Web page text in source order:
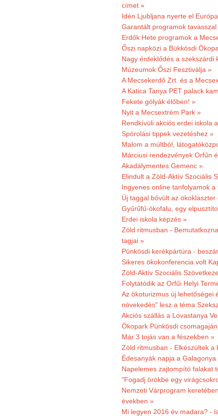
címet »
Idén Ljubljana nyerte el
Garantált programok tavasszal
Erdők Hete programok a
Őszi napközi a Bükkösdi
Nagy érdeklődés a szekszárdi
Múzeumok Őszi Fesztiválja »
A Mecsekerdő Zrt. és a
A Katica Tanya PET palack
Fekete gólyák élőben! »
Nyit a Mecsextrém Park »
Rendkívüli akciós erdei iskola
Spórolási tippek vezetéshez »
Malom a múltból,
Márciusi rendezvények Orfűn
Akadálymentes Gemenc »
Elindult a Zöld-Aktív Szociális
Ingyenes online tanfolyamok
Új taggal bővült az ökoklaszter
Gyűrűfű-ökofalu, egy
Erdei iskola képzés »
Zöld ritmusban -
tagjai »
Pünkösdi kerékpártúra -
Sikeres ökokonferencia volt
Zöld-Aktív Szociális
Folytatódik az Orfűi Helyi
Az ökoturizmus új lehetőségei
növekedés" lesz a téma
Akciós szállás a Lovastanya
Ökopark Pünkösdi
Már 3 tojás van a fészekben »
Zöld ritmusban - Elkészültek
Édesanyák napja a
Napelemes zajtompító falakat
"Fogadj örökbe egy
Nemzeti Várprogram
években »
Mi legyen 2016 év madara? -